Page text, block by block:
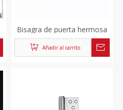
Bisagra de puerta hermosa
más barata para decorar
casas
Añadir al carrito